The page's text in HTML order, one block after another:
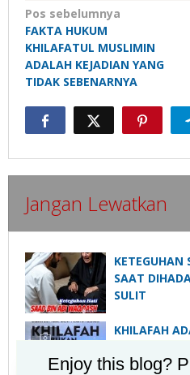
Navigasi
pos
Pos sebelumnya
FAKTA HUKUM
KHILAFATUL MUSLIMIN
ADALAH KEJADIAN YANG
TIDAK SEBENARNYA
Jangan Lewatkan
KETEGUHAN
SAAT
SULIT
KHILAFAH
Enjoy this blog?